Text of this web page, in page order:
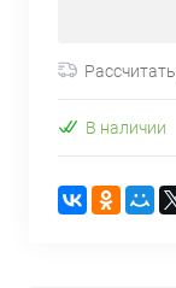
В наличии